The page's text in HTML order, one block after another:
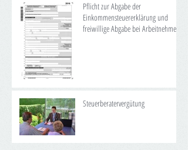
Pflicht zur Abgabe der
Einkommensteuererklärung und
freiwillige Abgabe bei Arbeitnehmern
Steuerberatervergütung